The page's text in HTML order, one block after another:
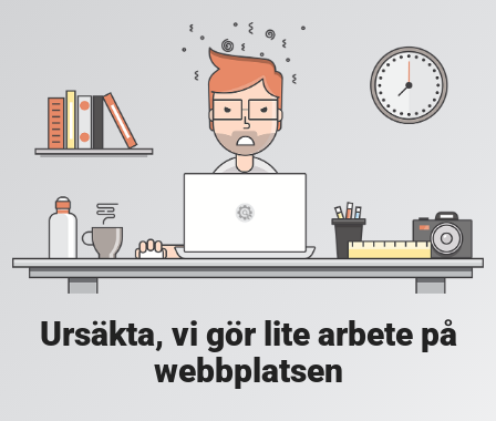
Ursäkta, vi gör lite arbete på
webbplatsen